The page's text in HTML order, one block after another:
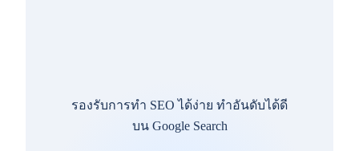
รองรับการทำ SEO ได้ง่าย ทำอันดับได้ดี
บน Google Search